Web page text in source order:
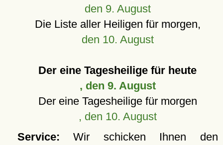
den 9. August
Die Liste aller Heiligen für morgen,
den 10. August
Der eine Tagesheilige für heute
, den 9. August
Der eine Tagesheilige für morgen
, den 10. August
Service: Wir schicken Ihnen den